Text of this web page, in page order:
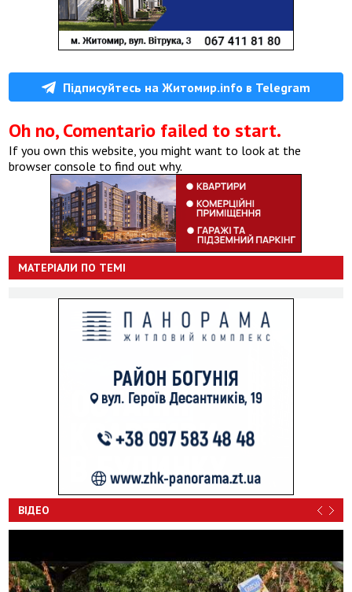
Підписуйтесь на Житомир.info в Telegram
Oh no, Comentario failed to start.
If you own this website, you might want to look at the
browser console to find out why.
МАТЕРІАЛИ ПО ТЕМІ
ВІДЕО